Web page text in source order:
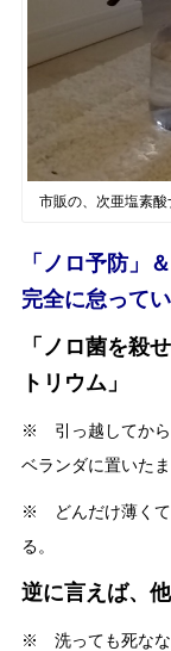
市販の、次亜塩素酸
「ノロ予防」
完全に怠ってい
「ノロ菌を殺
トリウム」
※ 引っ越してから
ベランダに置いたま
※ どんだけ薄くて
る。
逆に言えば、
※ 洗っても死なな